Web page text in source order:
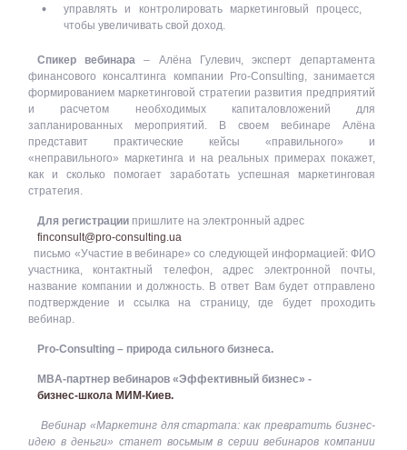
управлять и контролировать маркетинговый процесс,
чтобы увеличивать свой доход.
Спикер вебинара – Алёна Гулевич, эксперт департамента
финансового консалтинга компании Pro-Consulting, занимается
формированием маркетинговой стратегии развития предприятий
и расчетом необходимых капиталовложений для
запланированных мероприятий. В своем вебинаре Алёна
представит практические кейсы «правильного» и
«неправильного» маркетинга и на реальных примерах покажет,
как и сколько помогает заработать успешная маркетинговая
стратегия.
Для регистрации пришлите на электронный адрес
finconsult@pro-consulting.ua
письмо «Участие в вебинаре» со следующей информацией: ФИО
участника, контактный телефон, адрес электронной почты,
название компании и должность. В ответ Вам будет отправлено
подтверждение и ссылка на страницу, где будет проходить
вебинар.
Pro-Consulting – природа сильного бизнеса.
MBA-партнер вебинаров «Эффективный бизнес» -
бизнес-школа МИМ-Киев.
Вебинар «Маркетинг для стартапа: как превратить бизнес-
идею в деньги» станет восьмым в серии вебинаров компании